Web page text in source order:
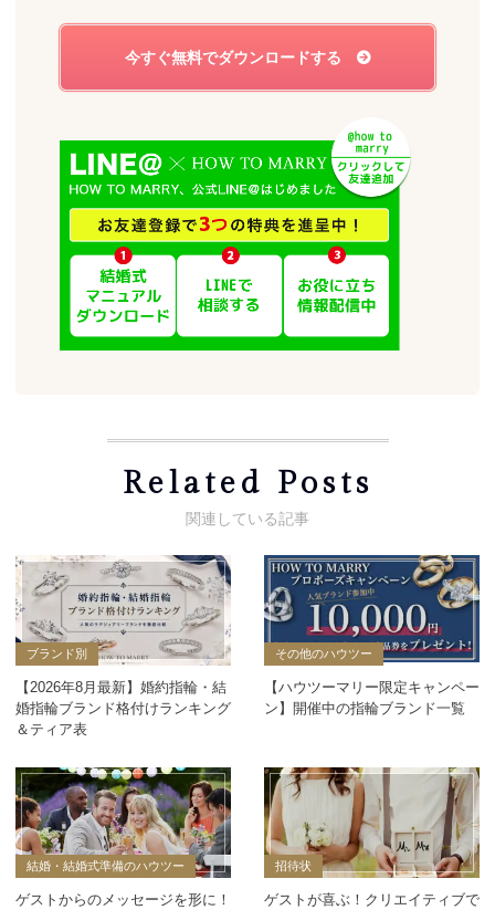
Related Posts
ブランド別
【2026年8月最新】婚約指輪・結
婚指輪ブランド格付けランキング
＆ティア表
その他のハウツー
【ハウツーマリー限定キャンペー
ン】開催中の指輪ブランド一覧
結婚・結婚式準備のハウツー
ゲストからのメッセージを形に！
招待状
ゲストが喜ぶ！クリエイティブで